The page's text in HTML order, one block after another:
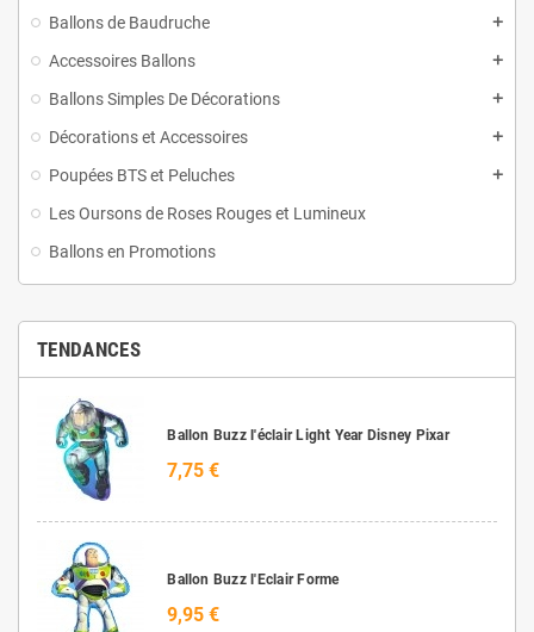
Ballons de Baudruche
Accessoires Ballons
Ballons Simples De Décorations
Décorations et Accessoires
Poupées BTS et Peluches
Les Oursons de Roses Rouges et Lumineux
Ballons en Promotions
TENDANCES
Ballon Buzz l'éclair Light Year Disney Pixar
7,75 €
Ballon Buzz l'Eclair Forme
9,95 €